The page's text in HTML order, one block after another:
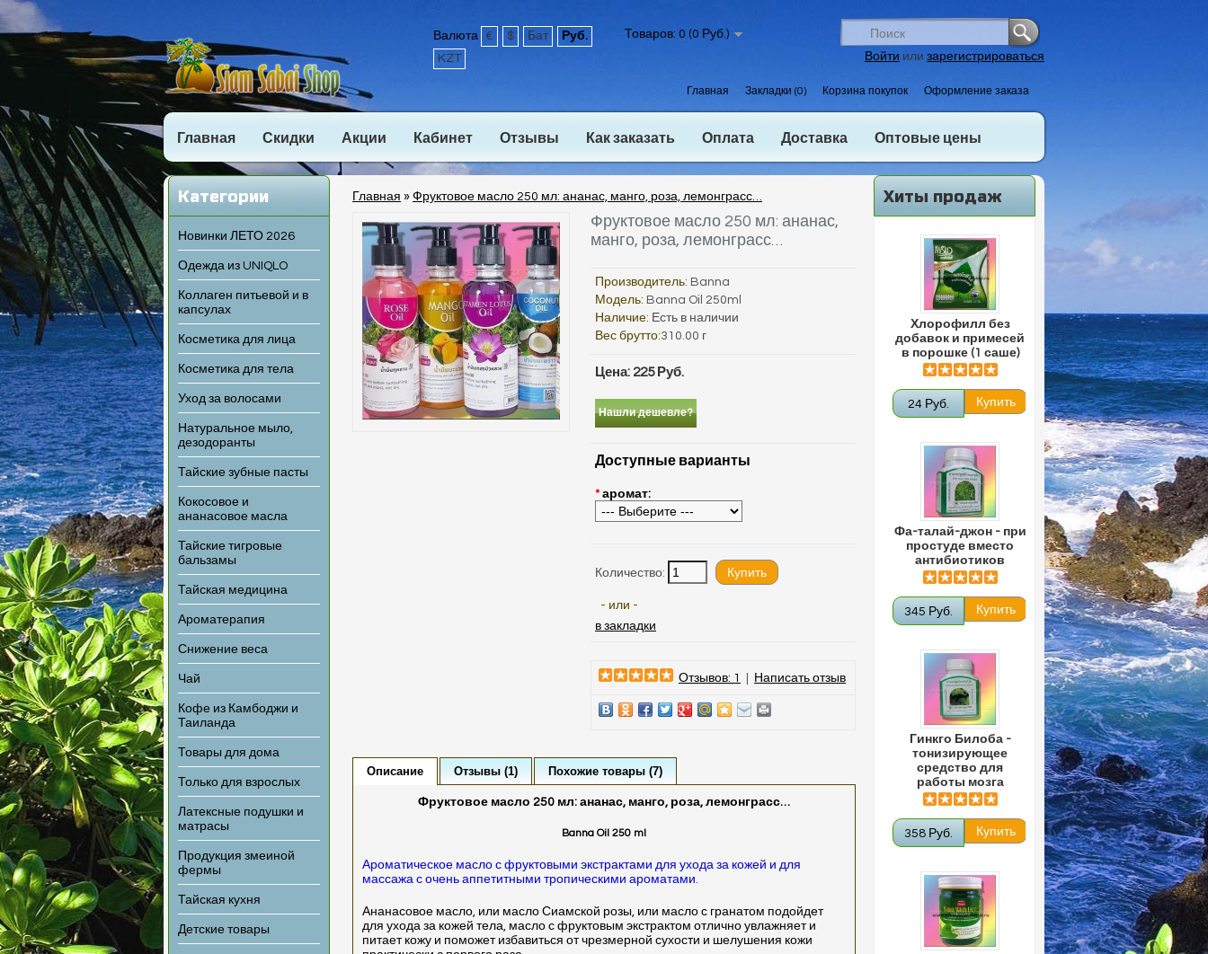
Валюта € $ Бат
Руб.
KZT
Товаров: 0 (0 Руб.)
Войти или зарегистрироваться
Главная Закладки (0) Корзина покупок Оформление заказа
Главная Скидки Акции Кабинет Отзывы Как заказать Оплата Доставка Оптовые цены
Категории
Новинки ЛЕТО 2026
Одежда из UNIQLO
Коллаген питьевой и в
капсулах
Косметика для лица
Косметика для тела
Уход за волосами
Натуральное мыло,
дезодоранты
Тайские зубные пасты
Кокосовое и
ананасовое масла
Тайские тигровые
бальзамы
Тайская медицина
Ароматерапия
Снижение веса
Чай
Кофе из Камбоджи и
Таиланда
Товары для дома
Только для взрослых
Латексные подушки и
матрасы
Продукция змеиной
фермы
Тайская кухня
Детские товары
Хиты продаж
Хлорофилл без
добавок и примесей
в порошке (1 саше)
24 Руб.
Фа-талай-джон - при
простуде вместо
антибиотиков
345 Руб.
Гинкго Билоба -
тонизирующее
средство для
работы мозга
358 Руб.
Главная » Фруктовое масло 250 мл: ананас, манго, роза, лемонграсс…
Фруктовое масло 250 мл: ананас,
манго, роза, лемонграсс…
Производитель: Banna
Модель: Banna Oil 250ml
Наличие: Есть в наличии
Вес брутто:310.00 г
Цена: 225 Руб.
Нашли дешевле?
Доступные варианты
* аромат:
Количество:
- или -
в закладки
Отзывов: 1 Написать отзыв
Описание Отзывы (1) Похожие товары (7)
Фруктовое масло 250 мл: ананас, манго, роза, лемонграсс…
Banna Oil 250 ml
Ароматическое масло с фруктовыми экстрактами для ухода за кожей и для
массажа с очень аппетитными тропическими ароматами.
Ананасовое масло, или масло Сиамской розы, или масло с гранатом подойдет
для ухода за кожей тела, масло с фруктовым экстрактом отлично увлажняет и
питает кожу и поможет избавиться от чрезмерной сухости и шелушения кожи